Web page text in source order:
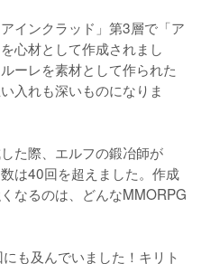
インクラッド」第3層で「ア
心材として作成されまし
ーレを素材として作られた
入れも深いものになりま
た際、エルフの鍛冶師が
は40回を超えました。作成
なるのは、どんなMMORPG
も及んでいました！キリト